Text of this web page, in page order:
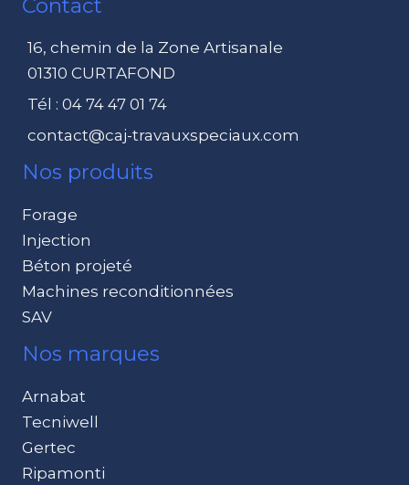
16, chemin de la Zone Artisanale
01310 CURTAFOND
Tél : 04 74 47 01 74
contact@caj-travauxspeciaux.com
Nos produits
Forage
Injection
Béton projeté
Machines reconditionnées
SAV
Nos marques
Arnabat
Tecniwell
Gertec
Ripamonti